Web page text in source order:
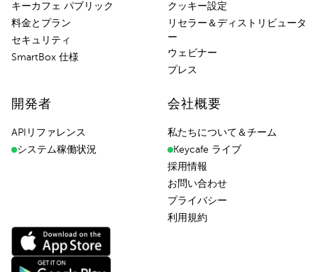
キーカフェ パブリック
料金とプラン
セキュリティ
SmartBox 仕様
クッキー設定
リセラー＆ディストリビュータ
ー
ウェビナー
プレス
開発者
APIリファレンス
システム稼働状況
会社概要
私たちについて＆チーム
Keycafe ライブ
採用情報
お問い合わせ
プライバシー
利用規約